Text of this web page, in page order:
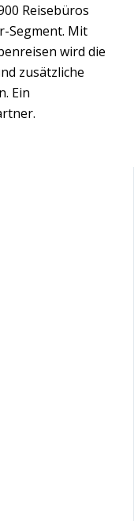
Reisebüros
Segment. Mit
wird die
zusätzliche
Ein